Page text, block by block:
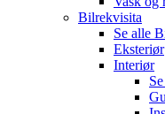
Bilrekvisita
Se alle
Eksteriør
Interiør